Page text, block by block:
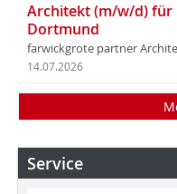
Architekt (m/w/d) für
Dortmund
farwickgrote partner
14.07.2026
Service